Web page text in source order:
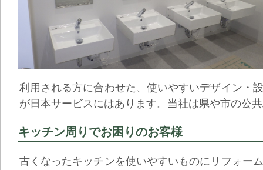
利用される方に合わせた、使いやすいデザイン・
が日本サービスにはあります。当社は県や市の公
キッチン周りでお困りのお客様
古くなったキッチンを使いやすいものにリフォー